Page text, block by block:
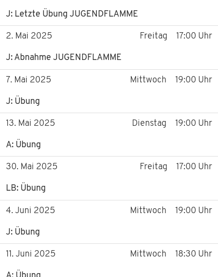
J: Letzte Übung JUGENDFLAMME
2. Mai 2025
J: Abnahme JUGENDFLAMME
Freitag 17:00 Uhr
7. Mai 2025
J: Übung
Mittwoch 19:00 Uhr
13. Mai 2025
A: Übung
Dienstag 19:00 Uhr
30. Mai 2025
LB: Übung
Freitag 17:00 Uhr
4. Juni 2025
J: Übung
Mittwoch 19:00 Uhr
11. Juni 2025 Mittwoch 18:30 Uhr